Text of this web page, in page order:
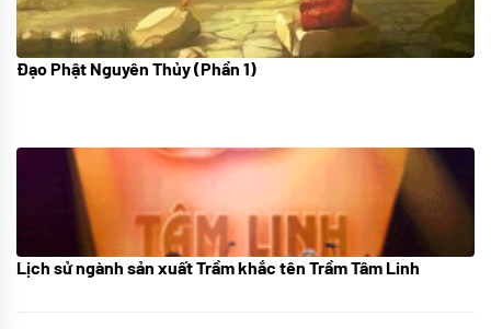
08/06/2022
Đạo Phật Nguyên Thủy (Phần 1)
21/10/2025
Lịch sử ngành sản xuất Trầm khắc tên Trầm Tâm Linh